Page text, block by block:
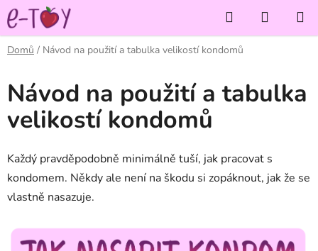
Přejít
na
obsah
Hledat
KOŠÍK
Domů / Návod na použití a tabulka velikostí kondomů
Návod na použití a tabulka
velikostí kondomů
Každý pravděpodobně minimálně tuší, jak pracovat s
kondomem. Někdy ale není na škodu si zopáknout, jak že se
vlastně nasazuje.